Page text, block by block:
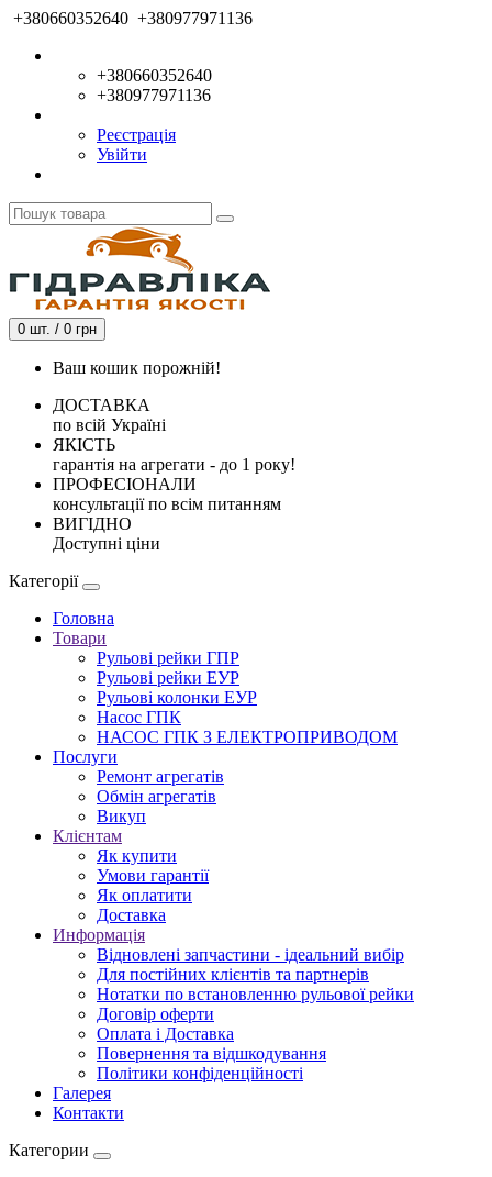
+380660352640 +380977971136
+380660352640
+380977971136
Реєстрація
Увійти
0 шт. / 0 грн
Ваш кошик порожній!
ДОСТАВКА
по всій Україні
ЯКІСТЬ
гарантія на агрегати - до 1 року!
ПРОФЕСІОНАЛИ
консультації по всім питанням
ВИГІДНО
Доступні ціни
Категорії
Головна
Товари
Рульові рейки ГПР
Рульові рейки ЕУР
Рульові колонки ЕУР
Насос ГПК
НАСОС ГПК З ЕЛЕКТРОПРИВОДОМ
Послуги
Ремонт агрегатів
Обмін агрегатів
Викуп
Клієнтам
Як купити
Умови гарантії
Як оплатити
Доставка
Информація
Відновлені запчастини - ідеальний вибір
Для постійних клієнтів та партнерів
Нотатки по встановленню рульової рейки
Договір оферти
Оплата і Доставка
Повернення та відшкодування
Політики конфіденційності
Галерея
Контакти
Категории